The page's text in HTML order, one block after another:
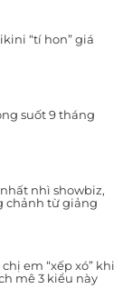
“tí hon” giá
suốt 9 tháng
nhì showbiz,
chảnh từ giảng
em “xếp xó” khi
mê 3 kiểu này